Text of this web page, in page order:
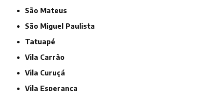
São Mateus
São Miguel Paulista
Tatuapé
Vila Carrão
Vila Curuçá
Vila Esperança